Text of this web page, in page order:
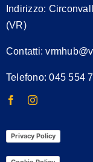
Indirizzo:
(VR)
Contatti:
Telefono: 045 554
Privacy Policy